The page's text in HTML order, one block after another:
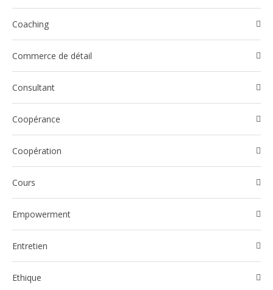
Coaching
Commerce de détail
Consultant
Coopérance
Coopération
Cours
Empowerment
Entretien
Ethique